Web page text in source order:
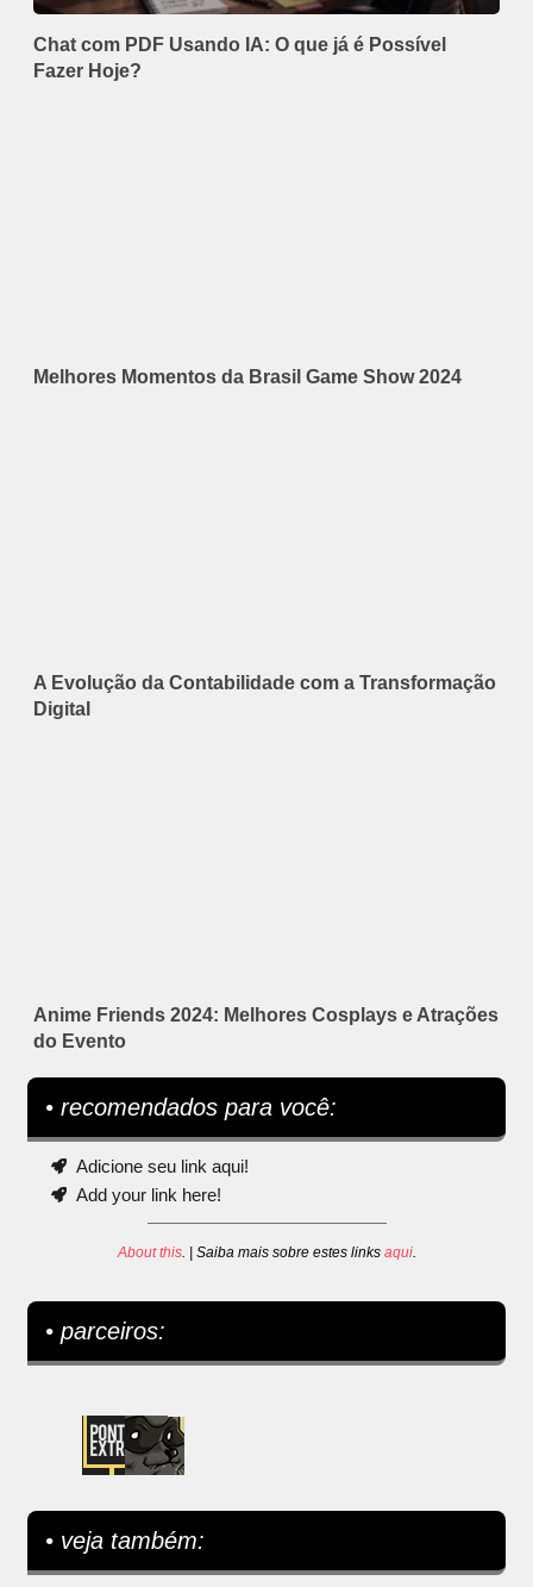
Chat com PDF Usando IA: O que já é Possível
Fazer Hoje?
Melhores Momentos da Brasil Game Show 2024
A Evolução da Contabilidade com a Transformação
Digital
Anime Friends 2024: Melhores Cosplays e Atrações
do Evento
• recomendados para você:
Adicione seu link aqui!
Add your link here!
About this. | Saiba mais sobre estes links aqui.
• parceiros:
• veja também: